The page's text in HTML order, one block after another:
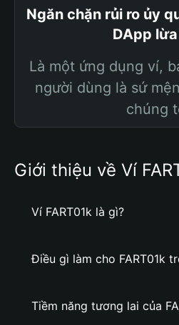
Ngăn chặn rủi ro ủy
DApp
Là một ứng dụng ví,
người dùng là sứ
chúng
Giới thiệu về Ví
Ví FART01k là gì?
Điều gì làm cho FART01k
Tiềm năng tương lai của